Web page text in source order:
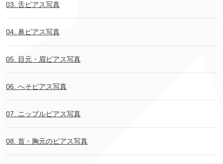
03. 舌ピアス写真
04. 鼻ピアス写真
05. 目元・眉ピアス写真
06. へそピアス写真
07. ニップルピアス写真
08. 首・胸元のピアス写真